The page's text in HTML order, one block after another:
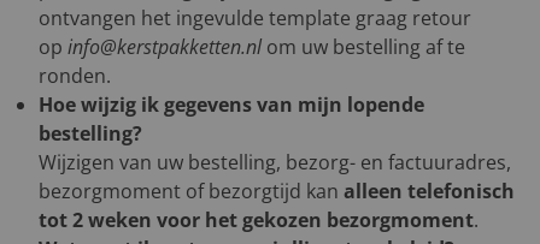
ontvangen het ingevulde template graag retour
op info@kerstpakketten.nlom uw bestelling af te
ronden.
Hoe wijzig ik gegevens van mijn lopende
bestelling?
Wijzigen van uw bestelling, bezorg- en factuuradres,
bezorgmoment of bezorgtijd kan alleen telefonisch
tot 2 weken voor het gekozen bezorgmoment.